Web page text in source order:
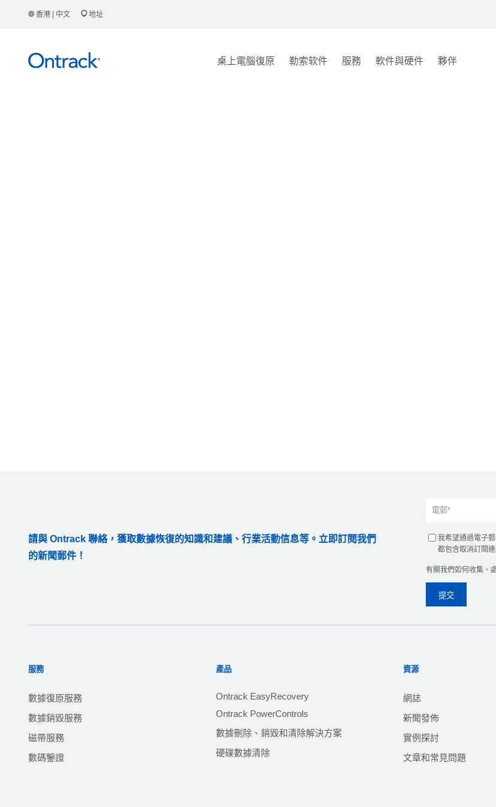
香港 | 中文 地址
桌上電腦復原 勒索软件 服務 軟件與硬件 夥伴
請與 Ontrack 聯絡，獲取數據恢復的知識和建議、行業活動信息等。立即訂閱我們
的新聞郵件！
我希望通過電子
都包含取消訂閱連
有關我們如何收集、
服務
數據復原服務
數據銷毀服務
磁帶服務
數碼鑒證
產品
Ontrack EasyRecovery
Ontrack PowerControls
數據刪除、銷毀和清除解決方案
硬碟數據清除
資源
網誌
新聞發佈
實例探討
文章和常見問題